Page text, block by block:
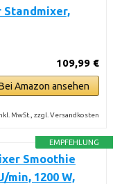
Standmixer,
109,99 €
Amazon ansehen
MwSt., zzgl. Versandkosten
EMPFEHLUNG
Smoothie
min, 1200 W,